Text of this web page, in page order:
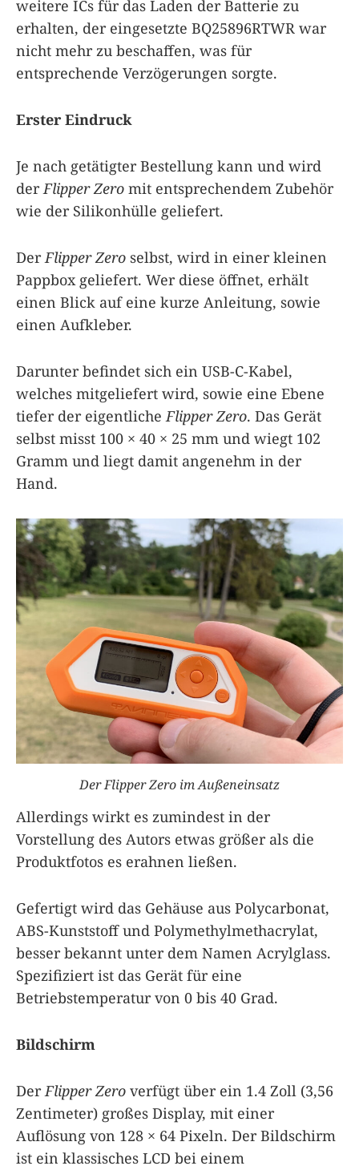
weitere ICs für das Laden der Batterie zu
erhalten, der eingesetzte BQ25896RTWR war
nicht mehr zu beschaffen, was für
entsprechende Verzögerungen sorgte.
Erster Eindruck
Je nach getätigter Bestellung kann und wird
derFlipper Zero mit entsprechendem Zubehör
wie der Silikonhülle geliefert.
DerFlipper Zero selbst, wird in einer kleinen
Pappbox geliefert. Wer diese öffnet, erhält
einen Blick auf eine kurze Anleitung, sowie
einen Aufkleber.
Darunter befindet sich ein USB-C-Kabel,
welches mitgeliefert wird, sowie eine Ebene
tiefer der eigentlicheFlipper Zero. Das Gerät
selbst misst 100 × 40 × 25 mm und wiegt 102
Gramm und liegt damit angenehm in der
Hand.
DerFlipper Zero im Außeneinsatz
Allerdings wirkt es zumindest in der
Vorstellung des Autors etwas größer als die
Produktfotos es erahnen ließen.
Gefertigt wird das Gehäuse aus Polycarbonat,
ABS-Kunststoff und Polymethylmethacrylat,
besser bekannt unter dem Namen Acrylglass.
Spezifiziert ist das Gerät für eine
Betriebstemperatur von 0 bis 40 Grad.
Bildschirm
DerFlipper Zero verfügt über ein 1.4 Zoll (3,56
Zentimeter) großes Display, mit einer
Auflösung von 128 × 64 Pixeln. Der Bildschirm
ist ein klassisches LCD bei einem